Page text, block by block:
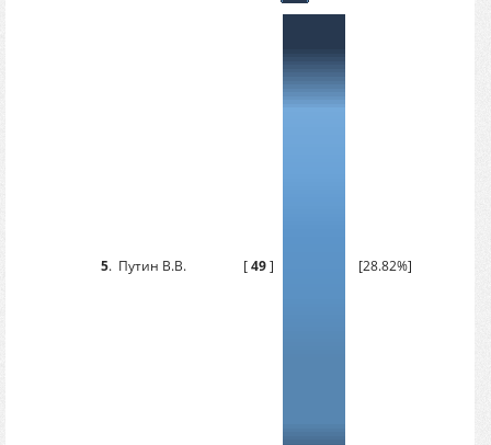
5. Путин В.В. [49] [28.82%]